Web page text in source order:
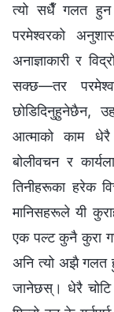
त्यो सधैँ गलत हुन
परमेश्‍वरको
अनाज्ञाकारी र
सक्छ—तर
छोडिदिनुहुनेछैन,
आत्माको काम
बोलीवचन र
तिनीहरूका हरेक
मानिसहरूले यी
एक पल्ट कुनै कुरा
अनि त्यो अझै गलत
जानेछस्। धेरै चोटि